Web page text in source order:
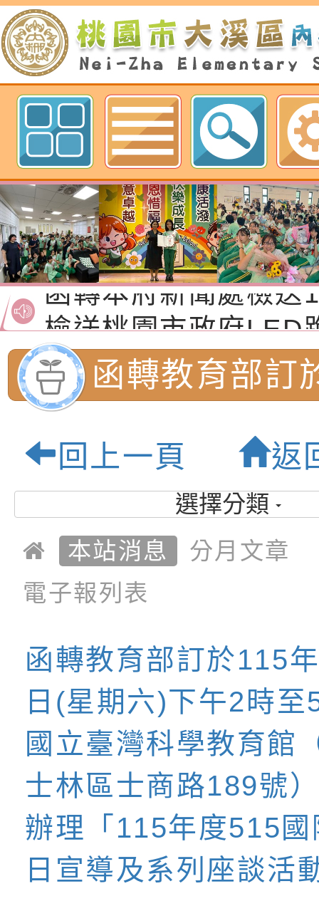
歡迎參觀：桃園市內柵國民小學網
函轉桃園市政府「
性(防空)演習執行計
轉桃園市政府「
（防空）演習－行動
演練」
檢送桃園市政府家庭
「115年度祖孫樂淘
節慶祝活動」海報電
函轉本府新聞處檢送
交通安全宣導標語播
道安宣導影像素材
檢送桃園市政府LED
字稿及LCD託播影片
檢送行政院新聞傳播
月份公共服務政策溝
檢送本市馬祖新村眷
專注力研習營 「正
緒學習與生命教育(
梯次)」
檢送桃園市政府LED
字稿及LCD託播影片
函轉「2026台東博
海報電子檔及活動介
檢送桃園市政府家庭
「小桃家7月課程資
「HELLO新鮮人」
養練習題」、「青少
書會」、「親密關係
坊」、「祖孫樂淘桃
徵件活動」海報
有關本局115年「暑
年─青春專案」LED
字稿
為配合政府政策宣導
者權益暨落實保護青
環境
檢送桃園市政府LED
字稿及LCD託播影片
有關桃園市政府家庭
服務資源資訊
檢送桃園市政府LED
字稿及LCD託播影（
函轉有關身心障礙者
（CRPD）第三次國
約專要文件及附件英
檢送行政院新聞傳播
月份公共服務政策溝
訊
轉知教育部國民及學
辦理「115年度促進
緒學習知能研習」
檢送桃園市政府LED
字稿及LCD託播影片
函轉有關本府新聞處
函轉教育部訂
5月16日(星期
2時至5時，假
灣科學教育館
士林區士商路
1樓大廳辦理
度515國際家
及系列座談活
園市內柵國民
質教育園地
回上一頁 返
選擇分類
本站消息
分月文章
電子報列表
函轉教育部訂於115
日(星期六)下午2時至
國立臺灣科學教育館
士林區士商路189號
辦理「115年度515國
日宣導及系列座談活